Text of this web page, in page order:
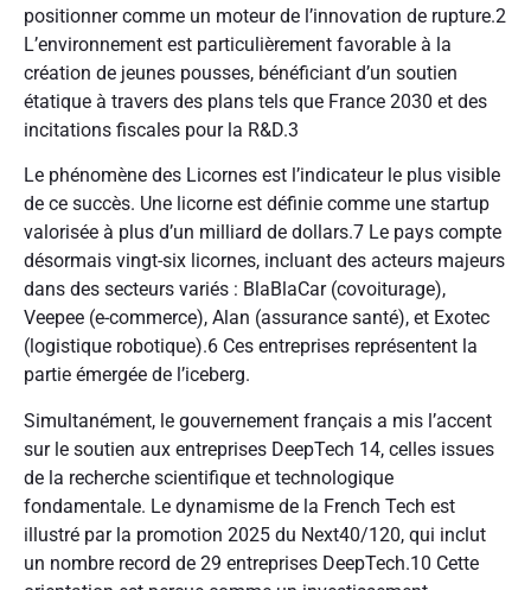
positionner comme un moteur de l’innovation de rupture.2
L’environnement est particulièrement favorable à la
création de jeunes pousses, bénéficiant d’un soutien
étatique à travers des plans tels que France 2030 et des
incitations fiscales pour la R&D.3
Le phénomène des Licornes est l’indicateur le plus visible
de ce succès. Une licorne est définie comme une startup
valorisée à plus d’un milliard de dollars.7 Le pays compte
désormais vingt-six licornes, incluant des acteurs majeurs
dans des secteurs variés : BlaBlaCar (covoiturage),
Veepee (e-commerce), Alan (assurance santé), et Exotec
(logistique robotique).6 Ces entreprises représentent la
partie émergée de l’iceberg.
Simultanément, le gouvernement français a mis l’accent
sur le soutien aux entreprises DeepTech 14, celles issues
de la recherche scientifique et technologique
fondamentale. Le dynamisme de la French Tech est
illustré par la promotion 2025 du Next40/120, qui inclut
un nombre record de 29 entreprises DeepTech.10 Cette